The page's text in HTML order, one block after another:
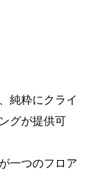
純粋にクライ
グが提供可
一つのフロア